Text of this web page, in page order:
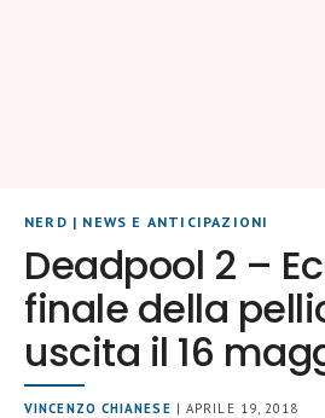
NERD | NEWS E ANTICIPAZIONI
Deadpool 2 –
finale della
uscita il 16
VINCENZO CHIANESE | APRILE 19, 2018